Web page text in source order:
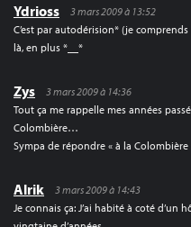
Ydrioss
3 mars 2009 à 13:52
C’est par autodérision* (je
là, en plus *__*
Zys
3 mars 2009 à 14:36
Tout ça me rappelle mes années
Colombière…
Sympa de répondre « à la Colombière
Alrik
3 mars 2009 à 14:43
Je connais ça: J’ai habité à coté